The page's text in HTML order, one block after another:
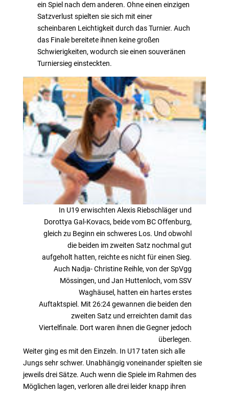
ein Spiel nach dem anderen. Ohne einen einzigen
Satzverlust spielten sie sich mit einer
scheinbaren Leichtigkeit durch das Turnier. Auch
das Finale bereitete ihnen keine großen
Schwierigkeiten, wodurch sie einen souveränen
Turniersieg einsteckten.
In U19 erwischten Alexis Riebschläger und
Dorottya Gal-Kovacs, beide vom BC Offenburg,
gleich zu Beginn ein schweres Los. Und obwohl
die beiden im zweiten Satz nochmal gut
aufgeholt hatten, reichte es nicht für einen Sieg.
Auch Nadja- Christine Reihle, von der SpVgg
Mössingen, und Jan Huttenloch, vom SSV
Waghäusel, hatten ein hartes erstes
Auftaktspiel. Mit 26:24 gewannen die beiden den
zweiten Satz und erreichten damit das
Viertelfinale. Dort waren ihnen die Gegner jedoch
überlegen.
Weiter ging es mit den Einzeln. In U17 taten sich alle
Jungs sehr schwer. Unabhängig voneinander spielten sie
jeweils drei Sätze. Auch wenn die Spiele im Rahmen des
Möglichen lagen, verloren alle drei leider knapp ihren